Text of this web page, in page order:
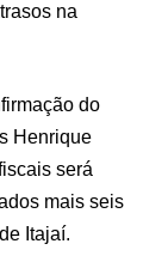
na
do
Henrique
será
mais seis
Itajaí.